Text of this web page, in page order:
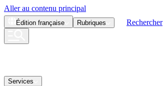
Aller au contenu principal
Édition française Rubriques Rechercher
Services